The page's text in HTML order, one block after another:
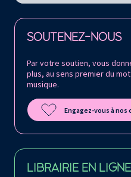
SOUTENEZ-NOUS
Par votre soutien, vous
plus, au sens premier du mot
musique.
Engagez-vous à nos
LIBRAIRIE EN LIGNE
Retrouvez la Philharmonie de